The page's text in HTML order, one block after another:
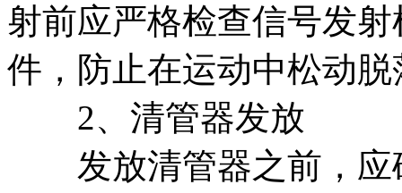
射前应严格检查信号发
件，防止在运动中松动脱
2、清管器发放
发放清管器之前，应